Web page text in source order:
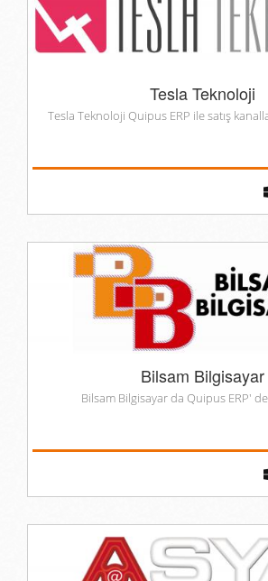
Tesla Teknoloji
Tesla Teknoloji Quipus ERP ile satış
Bilsam Bilgisayar
Bilsam Bilgisayar da Quipus ERP' de